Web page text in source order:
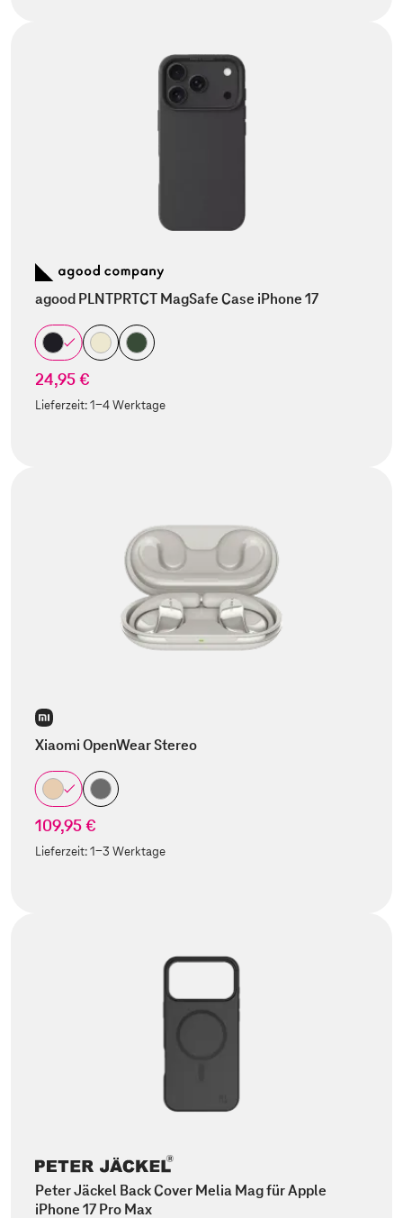
agood PLNTPRTCT MagSafe Case iPhone 17
24,95 €
Lieferzeit:1-4 Werktage
Xiaomi OpenWear Stereo
109,95 €
Lieferzeit:1-3 Werktage
Peter Jäckel Back Cover Melia Mag für Apple
iPhone 17 Pro Max